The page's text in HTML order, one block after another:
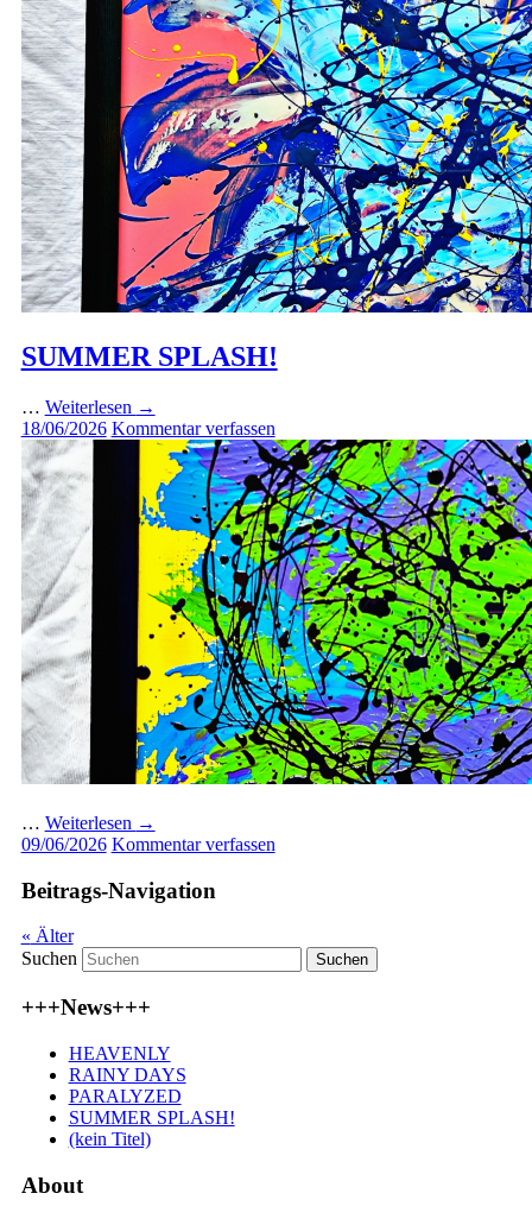
SUMMER SPLASH!
… Weiterlesen →
18/06/2026 Kommentar verfassen
… Weiterlesen →
09/06/2026 Kommentar verfassen
Beitrags-Navigation
« Älter
Suchen
+++News+++
HEAVENLY
RAINY DAYS
PARALYZED
SUMMER SPLASH!
(kein Titel)
About